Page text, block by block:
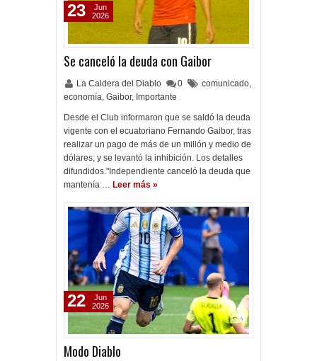
Se canceló la deuda con Gaibor
La Caldera del Diablo 0 comunicado,
economía, Gaibor, Importante
Desde el Club informaron que se saldó la deuda
vigente con el ecuatoriano Fernando Gaibor, tras
realizar un pago de más de un millón y medio de
dólares, y se levantó la inhibición. Los detalles
difundidos."Independiente canceló la deuda que
mantenía … Leer más »
23
Jun
2026
Modo Diablo
22
Jun
2026